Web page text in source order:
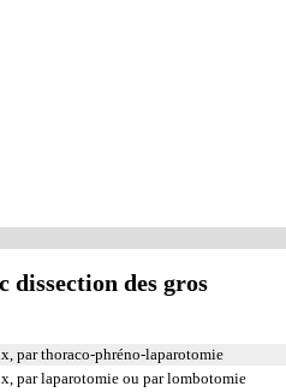
dissection des gros
par thoraco-phréno-laparotomie
par laparotomie ou par lombotomie